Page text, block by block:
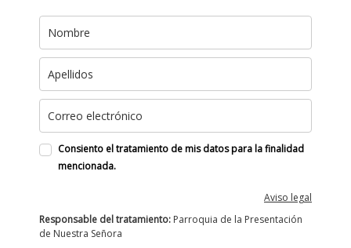
Consiento el tratamiento de mis datos para la finalidad
mencionada.
Aviso legal
Responsable del tratamiento: Parroquia de la Presentación
de Nuestra Señora